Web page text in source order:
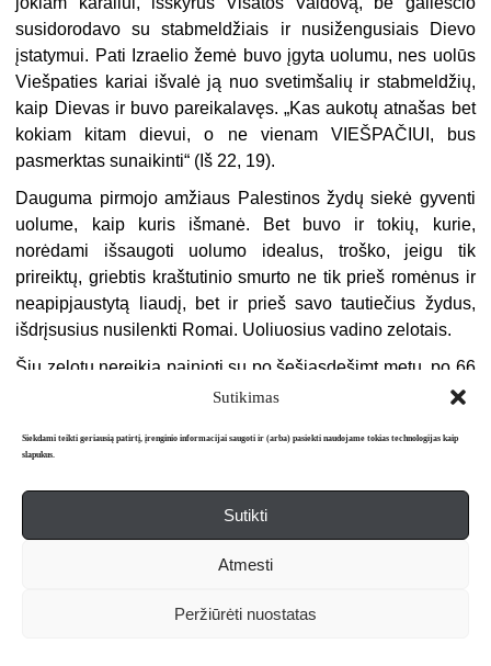
Sutikimas
Siekdami teikti geriausią patirtį, įrenginio informacijai saugoti ir (arba) pasiekti naudojame tokias technologijas kaip
slapukus.
Sutikti
Atmesti
Peržiūrėti nuostatas
susidorodavo su stabmeldžiais ir nusižengusiais Dievo
įstatymui. Pati Izraelio žemė buvo įgyta uolumu, nes uolūs
Viešpaties kariai išvalė ją nuo svetimšalių ir stabmeldžių,
kaip Dievas ir buvo pareikalavęs. „Kas aukotų atnašas bet
kokiam kitam dievui, o ne vienam VIEŠPAČIUI, bus
pasmerktas sunaikinti“ (Iš 22, 19).
Dauguma pirmojo amžiaus Palestinos žydų siekė gyventi
uolume, kaip kuris išmanė. Bet buvo ir tokių, kurie,
norėdami išsaugoti uolumo idealus, troško, jeigu tik
prireiktų, griebtis kraštutinio smurto ne tik prieš romėnus ir
neapipjaustytą liaudį, bet ir prieš savo tautiečius žydus,
išdrįsusius nusilenkti Romai. Uoliuosius vadino zelotais.
Šių zelotų nereikia painioti su po šešiasdešimt metų, po 66
m. e. m. prasidėjusio žydų sukilimo, atsirasiančia zelotų
sektantiško apsisprendimo ar priklausymo politinei partijai.
susijęs su apokaliptiniais lūkesčiais, apėmusiais žydus
romėnų okupacijos laikais. Tarp dievobaimingų vargšų ir
Dievo karalystė atrodė ranka pasiekiama. Visi tik apie ją ir